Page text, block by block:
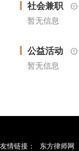
社会兼职
暂无信息
公益活动
暂无信息
友情链接： 东方律师网